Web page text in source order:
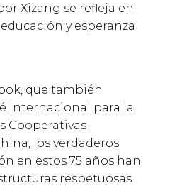
Xizang se refleja en
y esperanza
que también
Internacional para la
Cooperativas
los verdaderos
en estos 75 años han
respetuosas